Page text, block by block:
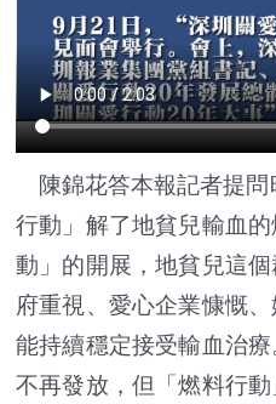
陳錦花答本報記者提問
行動」解了地貧兒輸血
動」的開展，地貧兒這
府重視、愛心企業慷慨
能持續穩定接受輸血治療
不再發放，但「燃料行動